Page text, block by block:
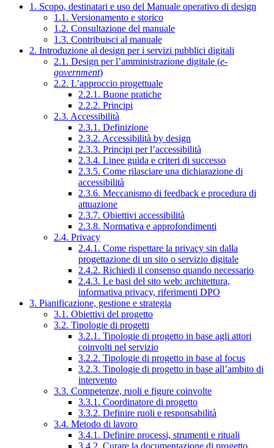
1. Scopo, destinatari e uso del Manuale operativo di design
1.1. Versionamento e storico
1.2. Consultazione del manuale
1.3. Contribuisci al manuale
2. Introduzione al design per i servizi pubblici digitali
2.1. Design per l’amministrazione digitale (e-
government)
2.2. L’approccio progettuale
2.2.1. Buone pratiche
2.2.2. Principi
2.3. Accessibilità
2.3.1. Definizione
2.3.2. Accessibilità by design
2.3.3. Principi per l’accessibilità
2.3.4. Linee guida e criteri di successo
2.3.5. Come rilasciare una dichiarazione di
accessibilità
2.3.6. Meccanismo di feedback e procedura di
attuazione
2.3.7. Obiettivi accessibilità
2.3.8. Normativa e approfondimenti
2.4. Privacy
2.4.1. Come rispettare la privacy sin dalla
progettazione di un sito o servizio digitale
2.4.2. Richiedi il consenso quando necessario
2.4.3. Le basi del sito web: architettura,
informativa privacy, riferimenti DPO
3. Pianificazione, gestione e strategia
3.1. Obiettivi del progetto
3.2. Tipologie di progetti
3.2.1. Tipologie di progetto in base agli attori
coinvolti nel servizio
3.2.2. Tipologie di progetto in base al focus
3.2.3. Tipologie di progetto in base all’ambito di
intervento
3.3. Competenze, ruoli e figure coinvolte
3.3.1. Coordinatore di progetto
3.3.2. Definire ruoli e responsabilità
3.4. Metodo di lavoro
3.4.1. Definire processi, strumenti e rituali
3.4.2. Curare la documentazione di progetto